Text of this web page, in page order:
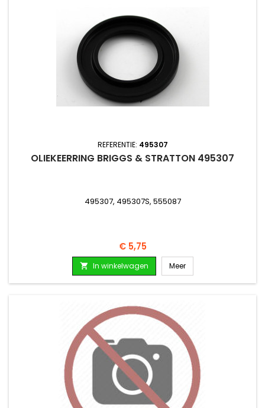
REFERENTIE: 495307
OLIEKEERRING BRIGGS & STRATTON 495307
495307, 495307S, 555087
Prijs
€ 5,75
 In winkelwagen Meer